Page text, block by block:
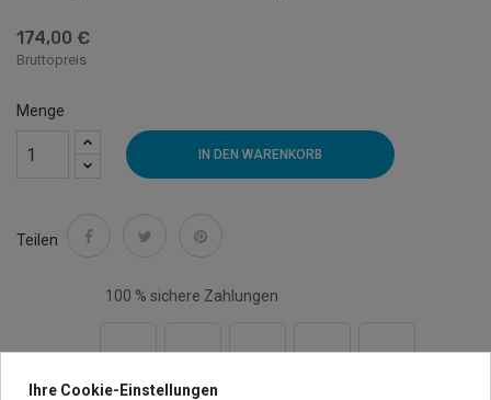
174,00 €
Bruttopreis
Menge
IN DEN WARENKORB
Teilen
100 % sichere Zahlungen
Ihre Cookie-Einstellungen